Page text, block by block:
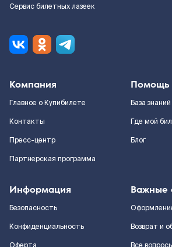
Сервис билетных лазеек
Компания
Главное о Купибилете
Контакты
Пресс-центр
Партнерская программа
Помощь
База знаний
Где мой
Блог
Информация
Безопасность
Конфиденциальность
Важные
Возврат и